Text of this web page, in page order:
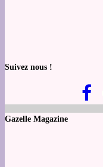
Suivez nous !
Gazelle Magazine